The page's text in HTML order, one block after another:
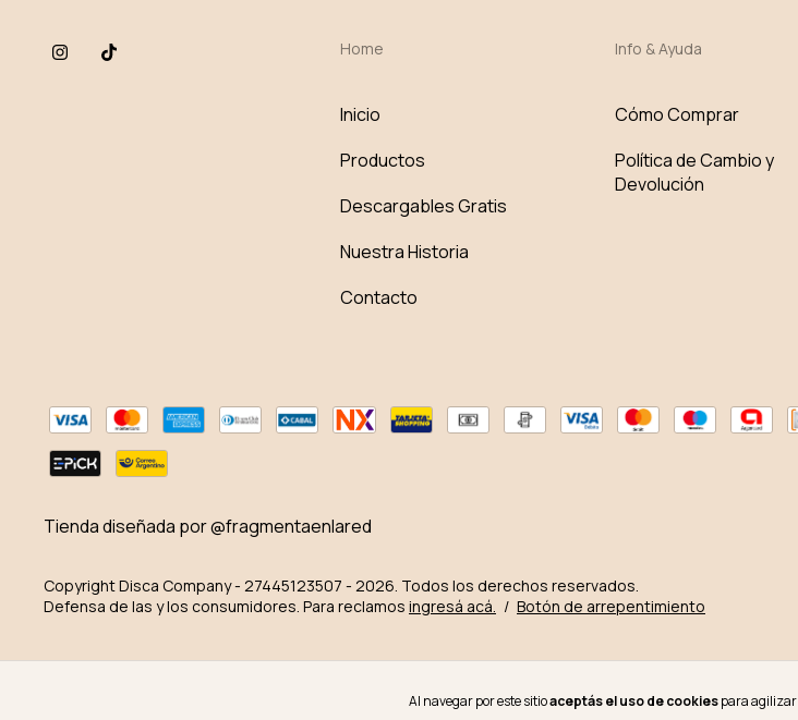
Al navegar por este sitioaceptás el uso de cookiespara agilizar
Home
Inicio
Productos
Descargables Gratis
Nuestra Historia
Contacto
Info & Ayuda
Cómo Comprar
Política de Cambio y
Devolución
Tienda diseñada por @fragmentaenlared
Copyright Disca Company - 27445123507 - 2026. Todos los derechos reservados.
Defensa de las y los consumidores. Para reclamos ingresá acá. / Botón de arrepentimiento